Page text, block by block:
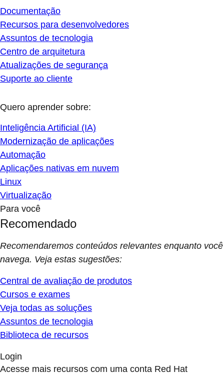
Documentação
Recursos para desenvolvedores
Assuntos de tecnologia
Centro de arquitetura
Atualizações de segurança
Suporte ao cliente
Quero aprender sobre:
Inteligência Artificial (IA)
Modernização de aplicações
Automação
Aplicações nativas em nuvem
Linux
Virtualização
Para você
Recomendado
Recomendaremos conteúdos relevantes enquanto você
navega. Veja estas sugestões:
Central de avaliação de produtos
Cursos e exames
Veja todas as soluções
Assuntos de tecnologia
Biblioteca de recursos
Login
Acesse mais recursos com uma conta Red Hat